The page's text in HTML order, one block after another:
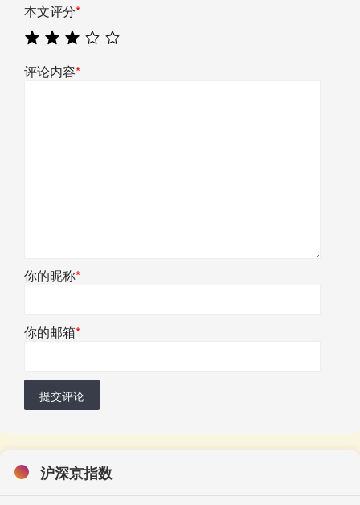
本文评分*
评论内容*
你的昵称*
你的邮箱*
提交评论
沪深京指数